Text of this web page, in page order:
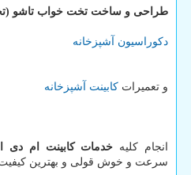
طراحی و ساخت تخت خواب تاشو
دکوراسیون آشپزخانه
و تعمیرات کابینت آشپزخانه
انجام کلیه خدمات کابینت ام دی
سرعت و خوش قولی و بهترین